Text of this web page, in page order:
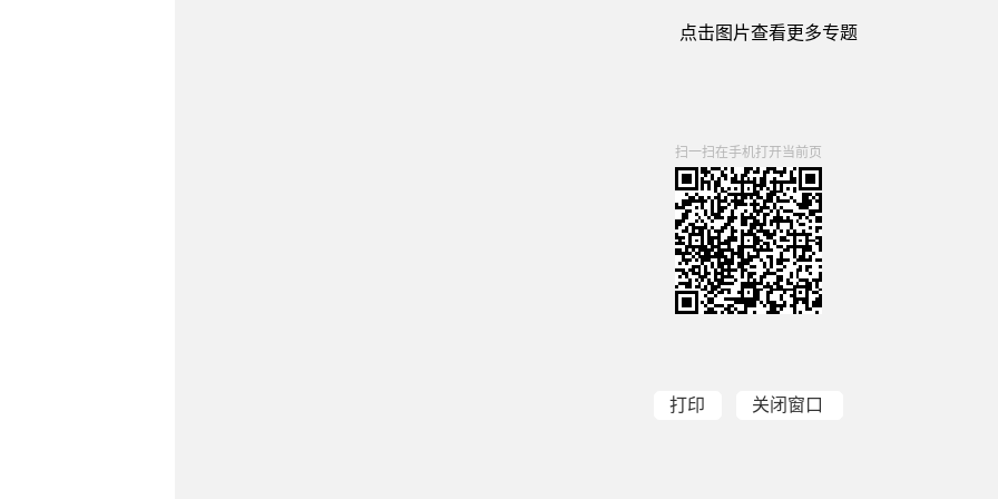
点击图片查看更多专题
扫一扫在手机打开当前页
打印 关闭窗口